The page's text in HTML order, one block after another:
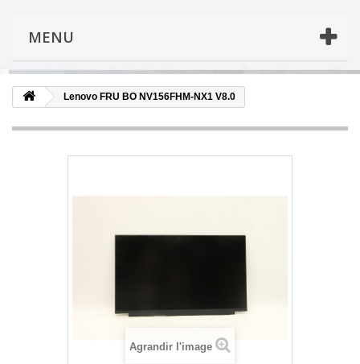
MENU
Lenovo FRU BO NV156FHM-NX1 V8.0
Agrandir l'image